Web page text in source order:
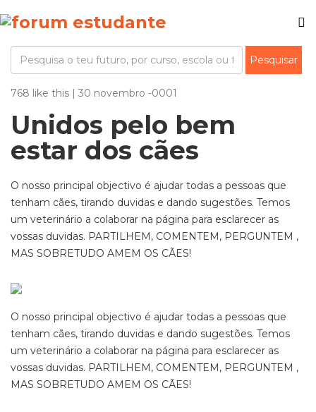
768 like this | 30 novembro -0001
Unidos pelo bem
estar dos cães
O nosso principal objectivo é ajudar todas a pessoas que
tenham cães, tirando duvidas e dando sugestões. Temos
um veterinário a colaborar na página para esclarecer as
vossas duvidas. PARTILHEM, COMENTEM, PERGUNTEM ,
MAS SOBRETUDO AMEM OS CÃES!
O nosso principal objectivo é ajudar todas a pessoas que
tenham cães, tirando duvidas e dando sugestões. Temos
um veterinário a colaborar na página para esclarecer as
vossas duvidas. PARTILHEM, COMENTEM, PERGUNTEM ,
MAS SOBRETUDO AMEM OS CÃES!